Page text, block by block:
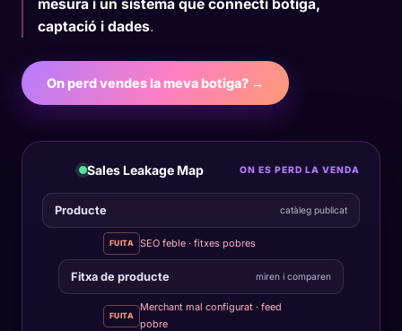
mesura i un sistema que connecti botiga,
captació i dades.
On perd vendes la meva botiga? →
Sales Leakage Map ON ES PERD LA VENDA
Producte catàleg publicat
FUITA SEO feble · fitxes pobres
Fitxa de producte miren i comparen
FUITA
Merchant mal configurat · feed
pobre